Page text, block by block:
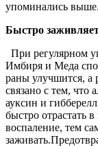
упоминались выше.
Быстро
При регулярном
Имбиря и Меда
раны улучшится, а
связано с тем, что
ауксин и
быстро отрастать
воспаление, тем